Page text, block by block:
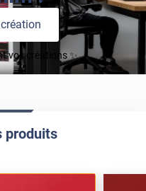
vos créations ✨
produits